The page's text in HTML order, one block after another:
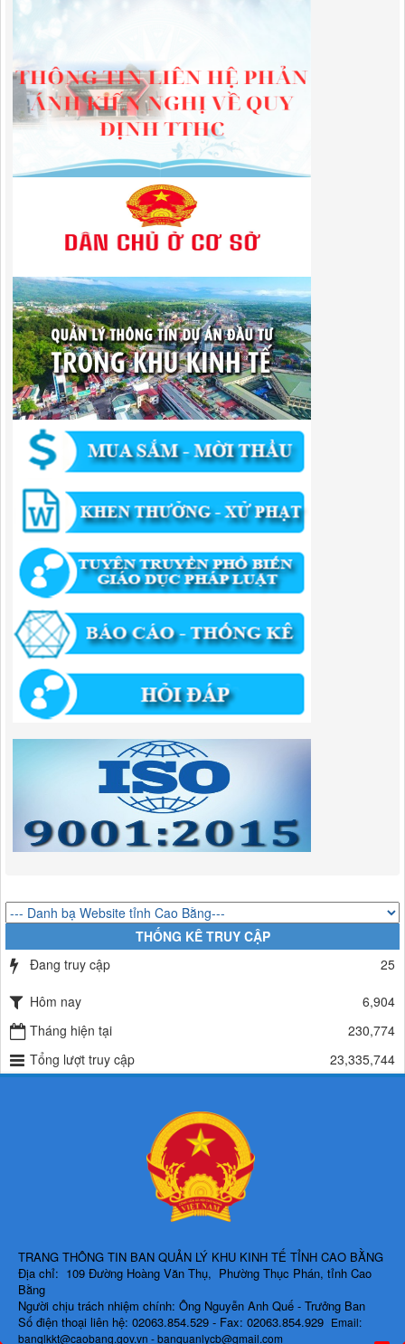
Lượt xem:317 | lượt tải:109
1787/QĐ-UBND
Quyết Định Công bố danh mục thủ tục hành chính sửa đổi, bổ sung,
bãi bỏ trong lĩnh vực đầu tư theo phương thức đối tác công tư; đấu
thầu lựa chọn nhà đầu tư thuộc thẩm quyền giải quyết của Sở Tài
chính, Ban Quản lý Khu kinh tế tỉnh, UBND cấp xã tỉnh CB
Lượt xem:303 | lượt tải:303
182/QĐ-BQLKKT
Quyết Định Công khai điều chỉnh, bổ sung Kế hoạch vốn đầu tư
Lượt xem:457 | lượt tải:351
1174/QĐ-UBND
sung và phê duyệt quy trình nội bộ giải quyết TTHC trong lĩnh vực
hoạt động xây dựng theo quy định phân quyền,phân cấp,phân định
thẩm quyền thuộc phạm vi giải quyết của Ban QLKKT
Lượt xem:436 | lượt tải:524
346/QĐ-UBND
QUYẾT ĐỊNH Về việc phê duyệt quy trình nội bộ giải quyết thủ tục
hành chính trong lĩnh vực khu công nghiệp, khu kinh tế thuộc thẩm
quyền giải quyết của Ban Quản lý Khu kinh tế tỉnh Cao Bằng
Lượt xem:514 | lượt tải:318
55/QĐ-BQLKKT
QUYẾT ĐỊNH Công khai điều chỉnh, bổ sung Kế hoạch vốn đầu tư
công năm 2025
Lượt xem:821 | lượt tải:421
294/QĐ-UBND
QUYẾT ĐỊNH Về việc phê duyệt quy trình nội bộ giải quyết thủ tục
hành chính trong lĩnh vực đầu tư tại Việt Nam thuộc thẩm quyền giải
quyết của Ban Quản lý Khu kinh tế tỉnh Cao Bằng
Lượt xem:672 | lượt tải:203
292/QĐ-UBND
Quyết định về việc công bố danh mục thủ tục hành chính mới ban
hành trong lĩnh vực khu công nghiệp, khu kinh tế thuộc thẩm quyền
giải quyết của Ban Quản lý Khu kinh tế tỉnh Cao Bằng
QUYẾT ĐỊNH Về việc công bố công khai thu hồi dự toán chi ngân
Lượt xem:489 | lượt tải:337
225/QĐ-BQLKKT
QUYẾT ĐỊNH Về việc công bố công khai giao dự toán chi ngân sách
Lượt xem:602 | lượt tải:650
THỐNG KÊ TRUY CẬP
Đang truy cập
25
Hôm nay
6,904
Tháng hiện tại
230,774
Tổng lượt truy cập
23,335,744
TRANG THÔNG TIN BAN QUẢN LÝ KHU KINH TẾ TỈNH CAO BẰNG
Địa chỉ: 109 Đường Hoàng Văn Thụ, Phường Thục Phán, tỉnh Cao
Bằng
Người chịu trách nhiệm chính: Ông Nguyễn Anh Quế - Trưởng Ban
Số điện thoại liên hệ: 02063.854.529 - Fax: 02063.854.929 Email:
banqlkkt@caobang.gov.vn - banquanlycb@gmail.com